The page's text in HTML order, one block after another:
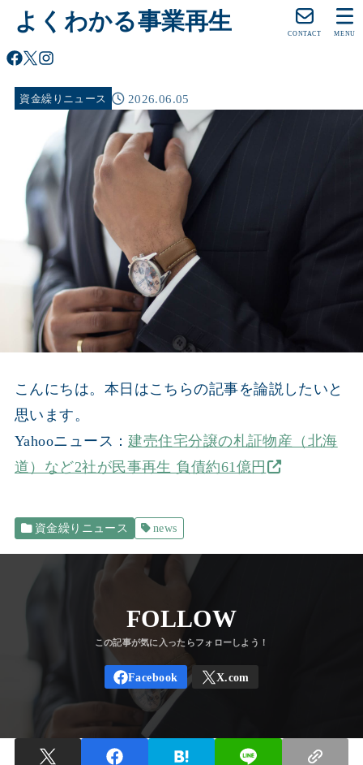
よくわかる事業再生 CONTACT MENU
資金繰りニュース 2026.06.05
こんにちは。本日はこちらの記事を論説したいと
思います。
Yahooニュース：建売住宅分譲の札証物産（北海
道）など2社が民事再生 負債約61億円
資金繰りニュース news
FOLLOW